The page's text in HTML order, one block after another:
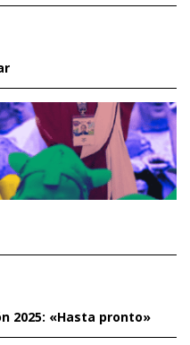
2025: «Hasta pronto»